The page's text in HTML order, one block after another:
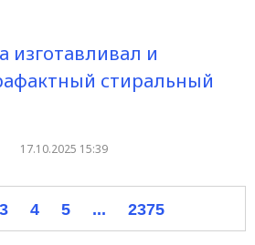
изготавливал и
стиральный
17.10.2025 15:39
3 4 5 ... 2375